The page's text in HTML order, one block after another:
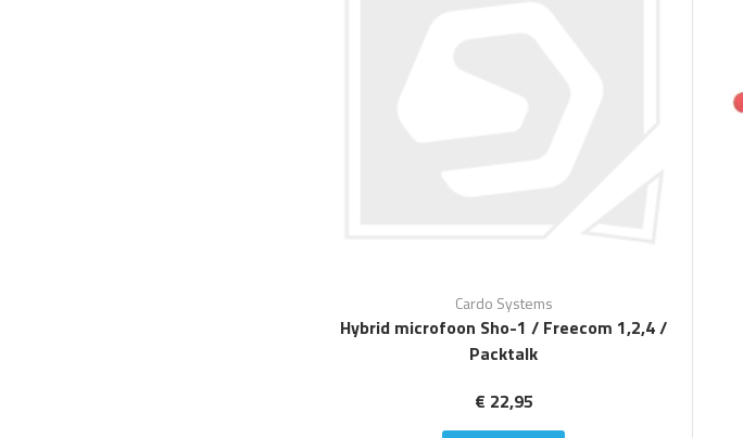
Cardo Systems
Hybrid microfoon Sho-1 / Freecom 1,2,4 /
Packtalk
€ 22,95